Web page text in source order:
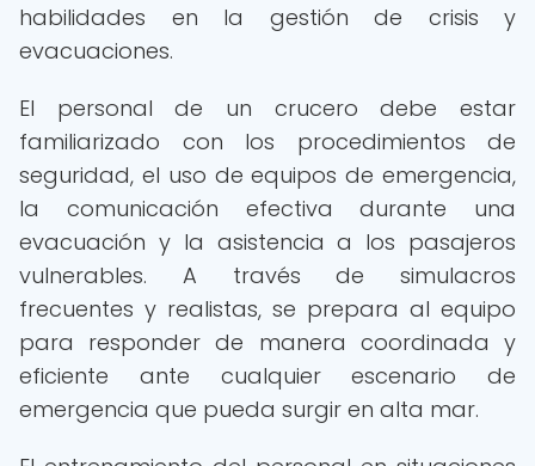
habilidades en la gestión de crisis y
evacuaciones.
El personal de un crucero debe estar
familiarizado con los procedimientos de
seguridad, el uso de equipos de emergencia,
la comunicación efectiva durante una
evacuación y la asistencia a los pasajeros
vulnerables. A través de simulacros
frecuentes y realistas, se prepara al equipo
para responder de manera coordinada y
eficiente ante cualquier escenario de
emergencia que pueda surgir en alta mar.